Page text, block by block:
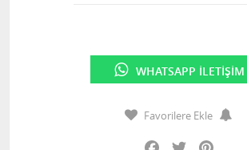
WHATSAPP İLETIŞIM
Favorilere Ekle
Facebook
Twitter